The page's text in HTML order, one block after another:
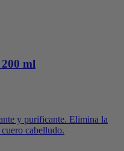
ml
y purificante. Elimina la
cabelludo.